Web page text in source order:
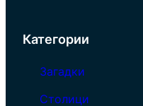
Категории
Загадки
Столици